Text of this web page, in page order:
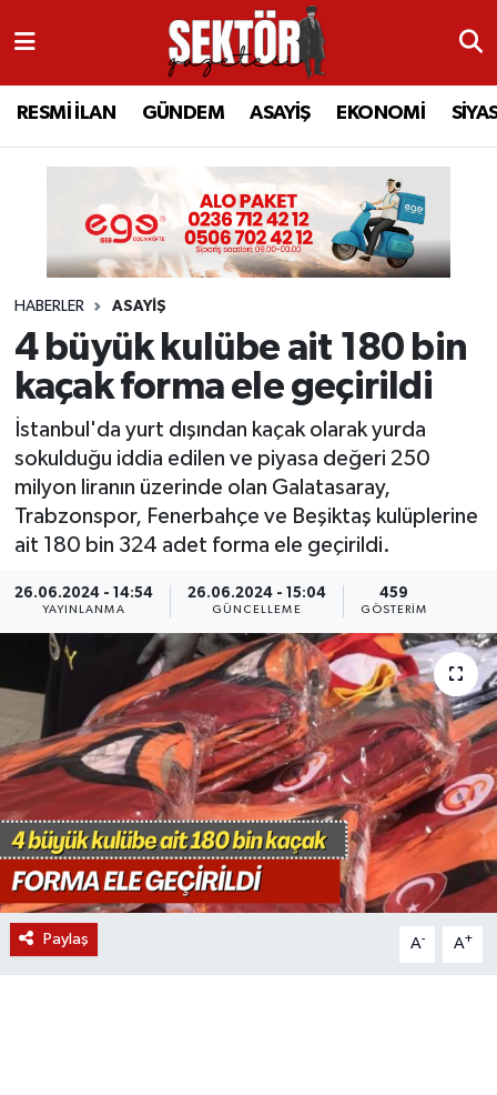
RESMİ İLAN GÜNDEM ASAYİŞ EKONOMİ
HABERLER ASAYİŞ
4 büyük kulübe ait 180 bin
kaçak forma ele geçirildi
İstanbul'da yurt dışından kaçak olarak yurda
sokulduğu iddia edilen ve piyasa değeri 250
milyon liranın üzerinde olan Galatasaray,
Trabzonspor, Fenerbahçe ve Beşiktaş kulüplerine
ait 180 bin 324 adet forma ele geçirildi.
26.06.2024 - 14:54
YAYINLANMA
26.06.2024 - 15:04
GÜNCELLEME
459
GÖSTERIM
Paylaş A- A+
RESMİ İLAN
EKONOMİ
SİYASET
EĞİTİM
SAĞLIK
SPOR
KÜLTÜR SANAT
YAŞAM
LIFE
MANİSA
AKHİSAR
ALAŞEHİR
KULA
YUNUSEMRE
ŞEHZADELER
SARIGÖL
SARUHANLI
SELENDİ
KIRKAĞAÇ
DEMİRCİ
GÖLMARMARA
GÖRDES
KÖPRÜBAŞI
RESMİ İLAN
MANİSA
ALAŞEHİR
DEMİRCİ
GÖLMARMARA
GÖRDES
KIRKAĞAÇ
KÖPRÜBAŞI
KULA
SALİHLİ
SARIGÖL
SARUHANLI
ŞEHZADELER
SELENDİ
SOMA
ARAMIZDAN AYRILANLAR
BİR ZAMANLAR SALİHLİ
SİZİN SESİNİZ
GÜNDEM
ASAYİŞ
SİYASET
EKONOMİ
EĞİTİM
KÜLTÜR SANAT
SPOR
YAŞAM
LIFE
BİLİM VE TEKNOLOJİ
YAZARLAR
Manisa Nöbetçi Eczaneler
Manisa Namaz Vakitleri
Manisa Trafik Yoğunluk Haritası
Süper Lig Puan Durumu ve Fikstür
Tüm Manşetler
Son Dakika Haberleri
Haber Arşivi